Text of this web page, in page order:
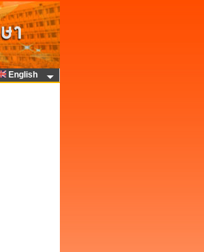
English